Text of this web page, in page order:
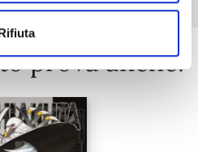
prova anche: